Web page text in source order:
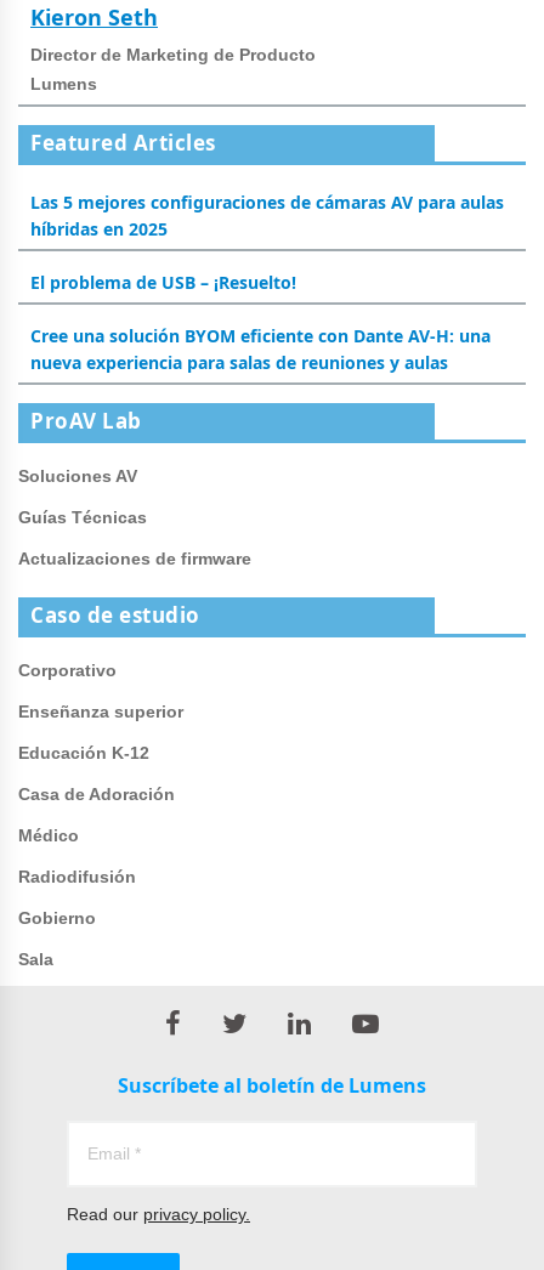
Kieron Seth
Director de Marketing de Producto
Lumens
Featured Articles
Las 5 mejores configuraciones de cámaras AV para aulas
híbridas en 2025
El problema de USB – ¡Resuelto!
Cree una solución BYOM eficiente con Dante AV-H: una
nueva experiencia para salas de reuniones y aulas
ProAV Lab
Soluciones AV
Guías Técnicas
Actualizaciones de firmware
Caso de estudio
Corporativo
Enseñanza superior
Educación K-12
Casa de Adoración
Médico
Radiodifusión
Gobierno
Sala
Suscríbete al boletín de Lumens
Read our privacy policy.